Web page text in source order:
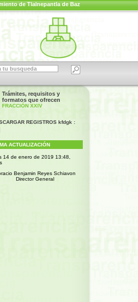
de Tlalnepantla de Baz
Trámites, requisitos y
formatos que ofrecen
FRACCIÓN XXIV
REGISTROS kfdgk :
ACTUALIZACIÓN
14 de enero de 2019 13:48,
Benjamin Reyes Schiavon
Director General